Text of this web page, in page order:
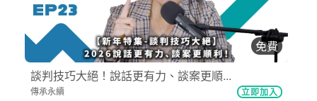
免費
談判技巧大絕！說話更有力、談案更順...
傳承永續 立即加入